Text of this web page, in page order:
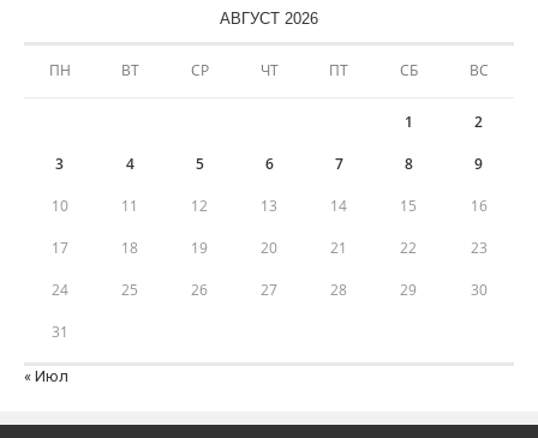
АВГУСТ 2026
ПН ВТ СР ЧТ ПТ СБ ВС
1 2
3 4 5 6 7 8 9
10 11 12 13 14 15 16
17 18 19 20 21 22 23
24 25 26 27 28 29 30
31
« Июл